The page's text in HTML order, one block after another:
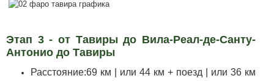
Этап 3 - от Тавиры до Вила-Реал-де-Санту-
Антонио до Тавиры
Расстояние:69 км | или 44 км + поезд | или 36 км